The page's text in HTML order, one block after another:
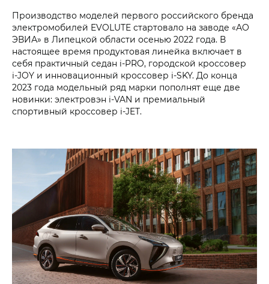
Производство моделей первого российского бренда
электромобилей EVOLUTE стартовало на заводе «АО
ЭВИА» в Липецкой области осенью 2022 года. В
настоящее время продуктовая линейка включает в
себя практичный седан i‑PRO, городской кроссовер
i‑JOY и инновационный кроссовер i‑SKY. До конца
2023 года модельный ряд марки пополнят еще две
новинки: электровэн i‑VAN и премиальный
спортивный кроссовер i‑JET.